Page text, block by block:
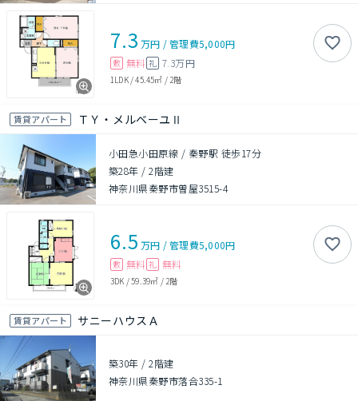
7.3 万円 /管理費5,000円
敷 無料 礼 7.3万円
1LDK/45.45㎡ / 2階
賃貸アパート ＴＹ・メルベーユⅡ
小田急小田原線 / 秦野駅 徒歩17分
築28年 /2階建
神奈川県秦野市曽屋3515-4
6.5 万円 /管理費5,000円
敷 無料 礼 無料
3DK /59.39㎡ / 2階
賃貸アパート サニーハウスＡ
築30年 /2階建
神奈川県秦野市落合335-1